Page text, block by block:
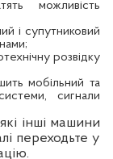
можливість
і супутниковий
розвідку
мобільний та
сигнали
інші машини
переходьте у